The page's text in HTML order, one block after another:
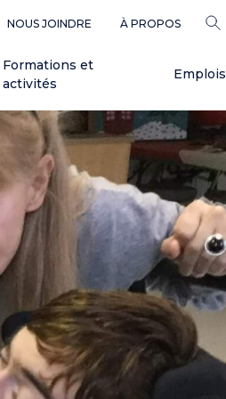
NOUS JOINDRE À PROPOS
Formations et
activités
Emplois